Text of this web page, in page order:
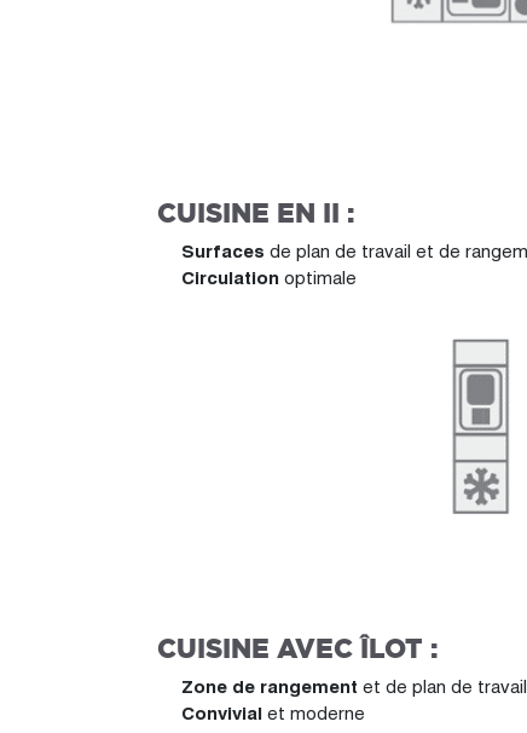
CUISINE EN II :
Surfaces de plan de travail et de
Circulation optimale
CUISINE AVEC ÎLOT :
Zone de rangement et de plan de
Convivial et moderne